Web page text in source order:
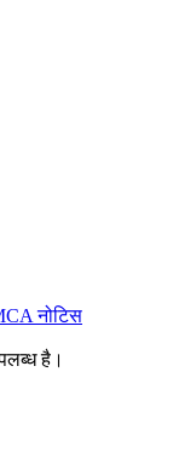
नोटिस
है।